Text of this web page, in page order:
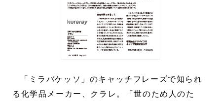
「ミラバケッソ」のキャッチフレーズで知られ
る化学品メーカー、クラレ。「世のため人のた